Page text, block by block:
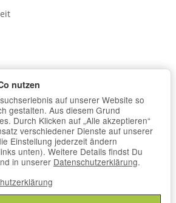
& sicher
nutzen
auf unserer Website so
gestalten. Aus diesem Grund
Durch Klicken auf „Alle akzeptieren“
verschiedener Dienste auf unserer
Einstellung jederzeit ändern
unten). Weitere Details findst Du
in unserer Datenschutzerklärung.